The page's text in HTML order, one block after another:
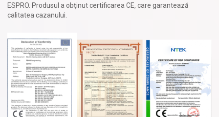
ESPRO. Produsul a obținut certificarea CE, care garantează
calitatea cazanului.